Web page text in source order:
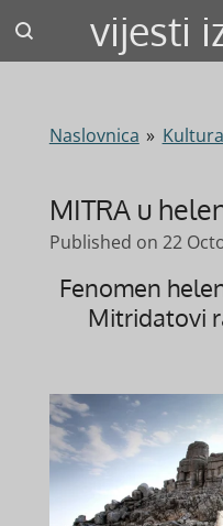
Skip
vijesti
Naslovnica » Kultura
MITRA u
Published on 22
Fenomen
Mitridatovi